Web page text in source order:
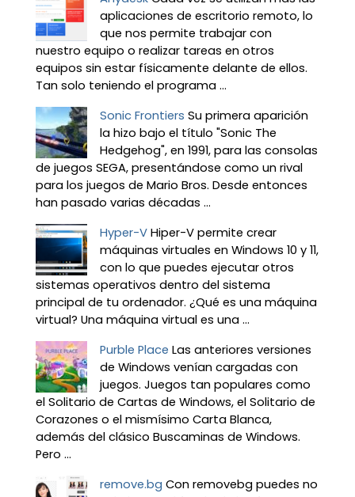
aplicaciones de escritorio remoto, lo
que nos permite trabajar con
nuestro equipo o realizar tareas en otros
equipos sin estar físicamente delante de ellos.
Tan solo teniendo el programa ...
Sonic Frontiers Su primera aparición
la hizo bajo el título "Sonic The
Hedgehog", en 1991, para las consolas
de juegos SEGA, presentándose como un rival
para los juegos de Mario Bros. Desde entonces
han pasado varias décadas ...
Hyper-V Hiper-V permite crear
máquinas virtuales en Windows 10 y 11,
con lo que puedes ejecutar otros
sistemas operativos dentro del sistema
principal de tu ordenador. ¿Qué es una máquina
virtual? Una máquina virtual es una ...
Purble Place Las anteriores versiones
de Windows venían cargadas con
juegos. Juegos tan populares como
el Solitario de Cartas de Windows, el Solitario de
Corazones o el mismísimo Carta Blanca,
además del clásico Buscaminas de Windows.
Pero ...
remove.bg Con removebg puedes no